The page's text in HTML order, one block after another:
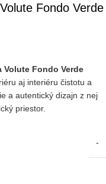
Fondo Verde
Volute Fondo Verde
aj interiéru čistotu a
a autentický dizajn z nej
priestor.
-